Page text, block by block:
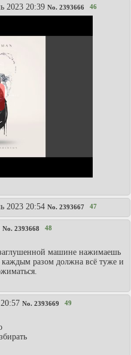
2023 20:39 No. 2393666 46
2023 20:54 No. 2393667 47
No. 2393668 48
машине нажимаешь
каждым разом должна всё туже и
No. 2393669 49